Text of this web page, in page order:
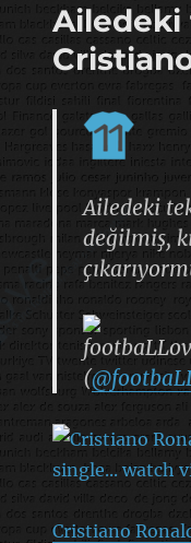
Ailedeki
Ailedeki
değilmiş,
(
Cristiano